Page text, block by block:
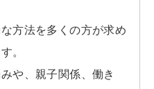
方法を多くの方が求め
。
や、親子関係、働き